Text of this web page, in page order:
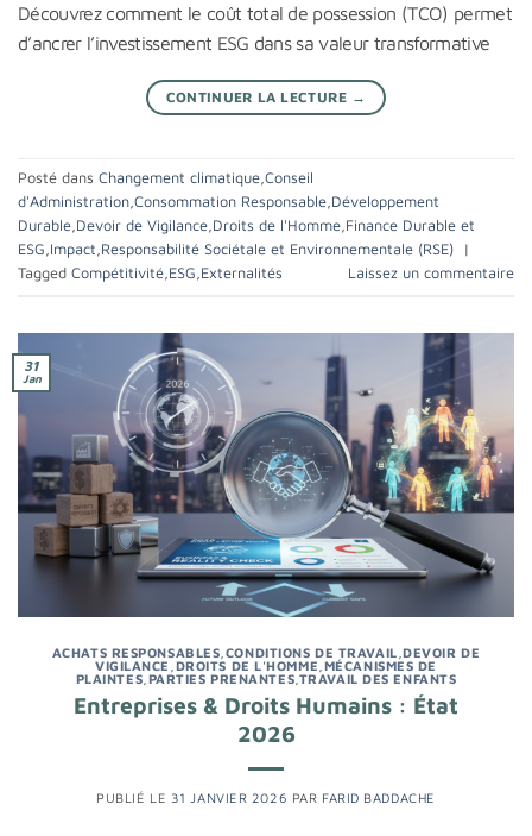
Découvrez comment le coût total de possession (TCO) permet
d’ancrer l’investissement ESG dans sa valeur transformative
CONTINUER LA LECTURE →
Posté dans Changement climatique,Conseil
d'Administration,Consommation Responsable,Développement
Durable,Devoir de Vigilance,Droits de l'Homme,Finance Durable et
ESG,Impact,Responsabilité Sociétale et Environnementale (RSE)
|
Tagged Compétitivité,ESG,Externalités Laissez un commentaire
31
Jan
ACHATS RESPONSABLES CONDITIONS DE TRAVAIL ,DEVOIR DE
VIGILANCE DROITS DE L'HOMME MÉCANISMES DE
PLAINTES PARTIES PRENANTES TRAVAIL DES ENFANTS
Entreprises & Droits Humains : État
2026
PUBLIÉ LE 31 JANVIER 2026 PAR FARID BADDACHE